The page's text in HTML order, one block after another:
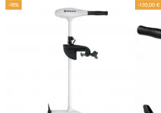
-18% -135,00 €